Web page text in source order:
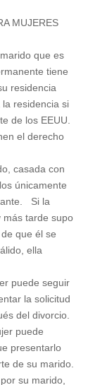
MUJERES
que es
tiene
residencia
residencia si
de los EEUU.
el derecho
casada con
únicamente
Si la
más tarde supo
que él se
ella
puede seguir
la solicitud
del divorcio.
puede
presentarlo
de su marido.
su marido,